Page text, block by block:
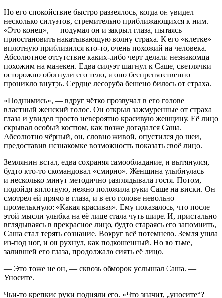
Но его спокойствие быстро развеялось, когда он увидел
несколько силуэтов, стремительно приближающихся к ним.
«Это конец», — подумал он и закрыл глаза, пытаясь
приостановить накатывающую волну страха. К его «клетке»
вплотную приблизился кто-то, очень похожий на человека.
Абсолютное отсутствие каких-либо черт делали незнакомца
похожим на манекен. Едва силуэт шагнул к Саше, светлячки
осторожно обогнули его тело, и оно беспрепятственно
проникло внутрь. Сердце лесоруба бешено билось от страха.
«Поднимись», — вдруг чётко прозвучал в его голове
властный женский голос. Он открыл зажмуренные от страха
глаза и увидел просто невероятно красивую женщину. Её лицо
скрывал особый костюм, как позже догадался Саша.
Абсолютно чёрный, он, словно живой, опустился до шеи,
предоставив незнакомке возможность показать своё лицо.
Землянин встал, едва сохраняя самообладание, и вытянулся,
будто кто-то скомандовал «смирно». Женщина улыбнулась
и несколько минут методично разглядывала гостя. Потом,
подойдя вплотную, нежно положила руки Саше на виски. Он
смотрел ей прямо в глаза, и в его голове невольно
промелькнуло: «Какая красивая». Ему показалось, что после
этой мысли улыбка на её лице стала чуть шире. И, пристально
вглядываясь в прекрасное лицо, будто стараясь его запомнить,
Саша стал терять сознание. Вокруг всё потемнело. Земля ушла
из-под ног, и он рухнул, как подкошенный. Но во тьме,
залившей его глаза, продолжало сиять её лицо.
— Это тоже не он, — сквозь обморок услышал Саша. —
Уносите.
Чьи-то крепкие руки подняли его. «Что значит, „уносите“?